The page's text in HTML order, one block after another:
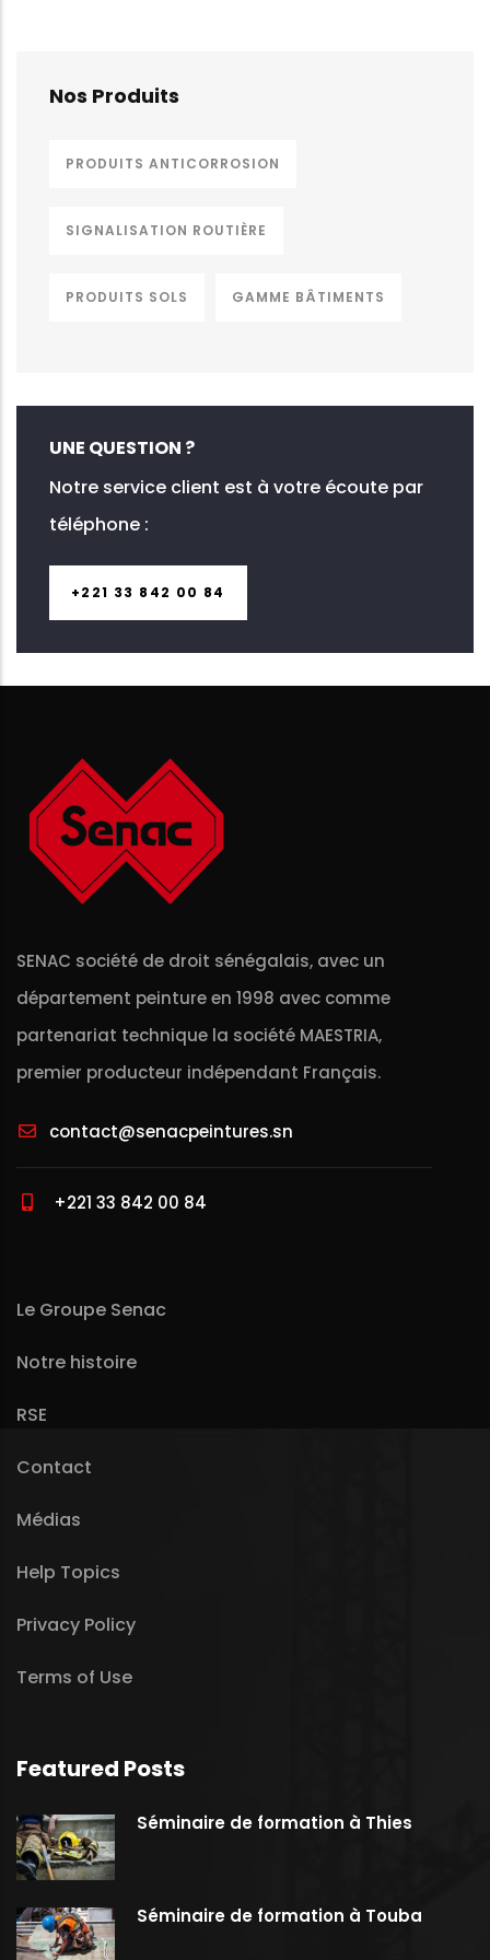
Nos Produits
PRODUITS ANTICORROSION
SIGNALISATION ROUTIÈRE
PRODUITS SOLS GAMME BÂTIMENTS
UNE QUESTION ?
Notre service client est à votre écoute par
téléphone :
+221 33 842 00 84
SENAC société de droit sénégalais, avec un
département peinture en 1998 avec comme
partenariat technique la société MAESTRIA,
premier producteur indépendant Français.
contact@senacpeintures.sn
+221 33 842 00 84
Le Groupe Senac
Notre histoire
RSE
Contact
Médias
Help Topics
Privacy Policy
Terms of Use
Featured Posts
Séminaire de formation à Thies
Séminaire de formation à Touba